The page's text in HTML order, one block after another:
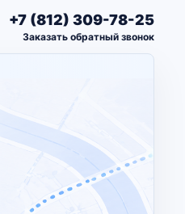
+7 (812) 309-78-25
Заказать обратный звонок